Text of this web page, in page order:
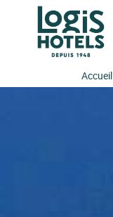
Accueil